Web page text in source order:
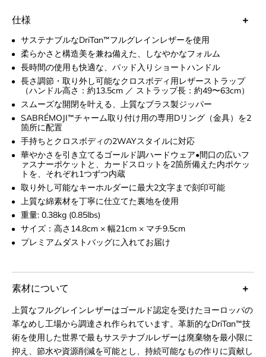
り外し可能なショルダーストラップでクロスボディに。持ち方も
仕様
サステナブルなDriTan™フルグレインレザーを使用
柔らかさと構造美を兼ね備えた、しなやかなフォルム
長時間の使用も快適な、パッド入りショートハンドル
長さ調節・取り外し可能なクロスボディ用レザーストラップ
（ハンドル高さ：約13.5cm ／ ストラップ長：約49〜63cm）
スムーズな開閉を叶える、上質なブラス製ジッパー
SABRÉMOJI™チャーム取り付け用の専用Dリング（金具）を2
箇所に配置
手持ちとクロスボディの2WAYスタイルに対応
華やかさを引き立てるゴールド調ハードウェア•間口の広いフ
ァスナーポケットと、カードスロットを2箇所備えた内ポケッ
トを、それぞれ1つずつ内蔵
取り外し可能なキーホルダーに最大2文字まで刻印可能
上質な綿素材を丁寧に仕立てた裏地を使用
重量: 0.38kg (0.85lbs)
サイズ：高さ14.8cm × 幅21cm × マチ9.5cm
プレミアムダストバッグに入れてお届け
素材について
上質なフルグレインレザーはゴールド認定を受けたヨーロッパの
革なめし工場から調達され作られています。革新的なDriTan™技
術を使用した世界で最もサステナブルレザーは廃棄物を最小限に
抑え、節水や資源削減を可能とし、持続可能なもの作りに貢献し